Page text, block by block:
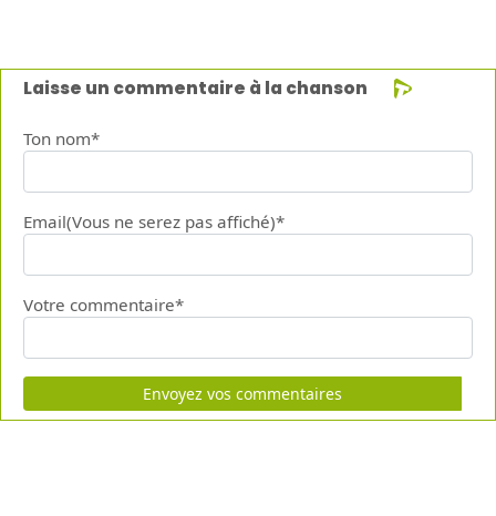
Laisse un commentaire à la chanson
Ton nom*
Email(Vous ne serez pas affiché)*
Votre commentaire*
Envoyez vos commentaires